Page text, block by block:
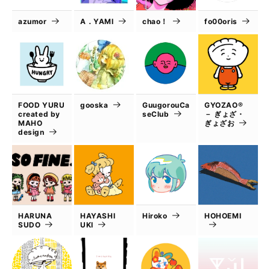
azumor A．YAMI chao！ fo00oris
FOOD YURU
created by
MAHO
design
gooska
GuugorouCa
seClub
GYOZAO®
－ ぎょざ・
ぎょざお
HARUNA
SUDO
HAYASHI
UKI
Hiroko HOHOEMI